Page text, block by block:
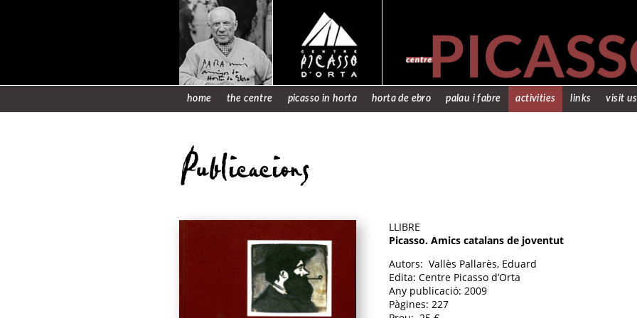
home the centre picasso in horta horta de ebro palau i fabre activities links visit us
Publicacions
LLIBRE
Picasso. Amics catalans de joventut
Autors: Vallès Pallarès, Eduard
Edita: Centre Picasso d’Orta
Any publicació: 2009
Pàgines: 227